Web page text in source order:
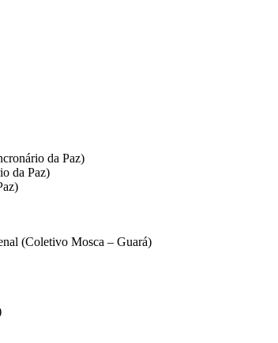
da Paz)
da Paz)
(Coletivo Mosca – Guará)